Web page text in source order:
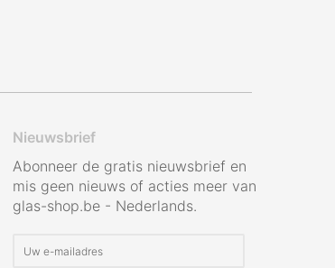
Nieuwsbrief
Abonneer de gratis nieuwsbrief en
mis geen nieuws of acties meer van
glas-shop.be - Nederlands.